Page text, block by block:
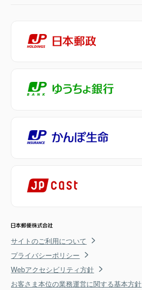
サイトのご利用について
プライバシーポリシー
Webアクセシビリティ方針
お客さま本位の業務運営に関する基本方針